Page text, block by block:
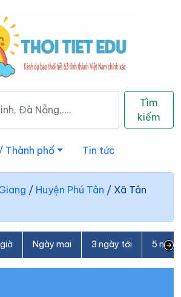
Tìm
kiếm
Thành phố Tin tức
/ Huyện Phú Tân / Xã Tân
Ngày mai 3 ngày tới 5